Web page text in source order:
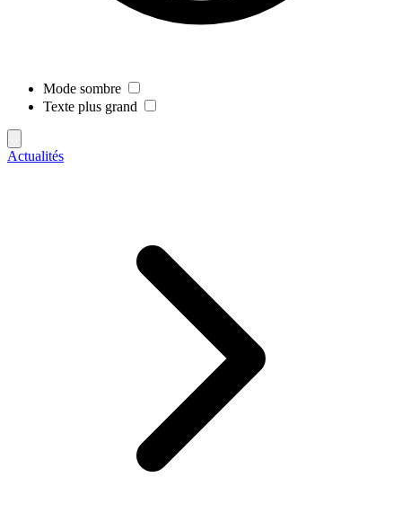
Mode sombre
Texte plus grand
Actualités